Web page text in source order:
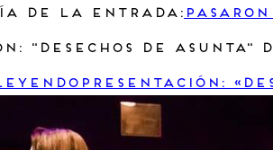
de la entrada:
"desechos de asunta"
Presentación: